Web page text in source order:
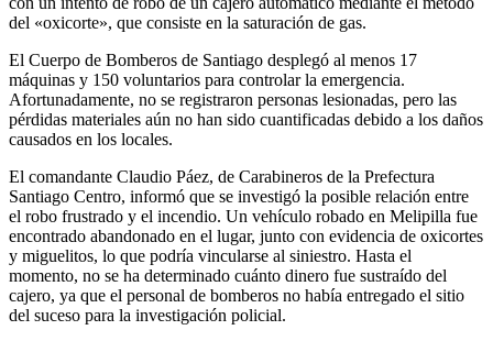
del «oxicorte», que consiste en la saturación de gas.
El Cuerpo de Bomberos de Santiago desplegó al menos 17
máquinas y 150 voluntarios para controlar la emergencia.
Afortunadamente, no se registraron personas lesionadas, pero las
pérdidas materiales aún no han sido cuantificadas debido a los daños
causados en los locales.
El comandante Claudio Páez, de Carabineros de la Prefectura
Santiago Centro, informó que se investigó la posible relación entre
el robo frustrado y el incendio. Un vehículo robado en Melipilla fue
encontrado abandonado en el lugar, junto con evidencia de oxicortes
y miguelitos, lo que podría vincularse al siniestro. Hasta el
momento, no se ha determinado cuánto dinero fue sustraído del
cajero, ya que el personal de bomberos no había entregado el sitio
del suceso para la investigación policial.